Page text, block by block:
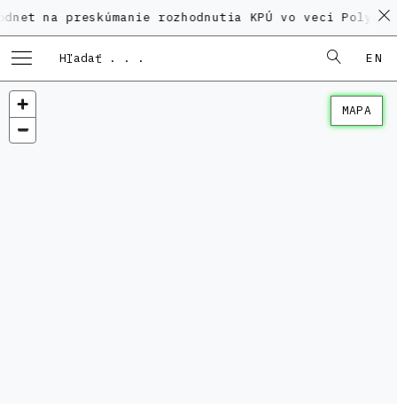
preskúmanie rozhodnutia KPÚ vo veci Polyfunkčného
EN
MAPA